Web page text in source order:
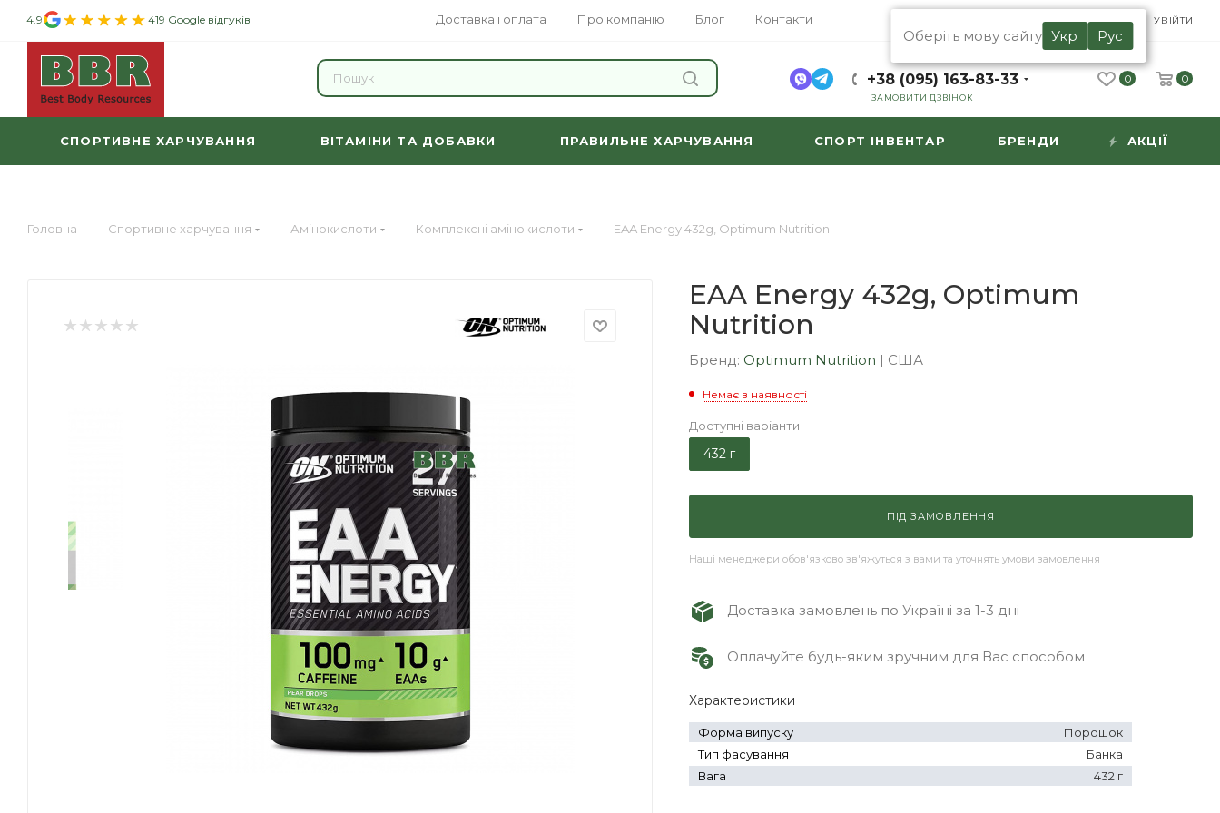
Доставка і оплата Про компанію Блог Контакти
4.9 419 Google відгуків RU
Оберіть мову сайту Укр Рус
УВІЙТИ
+38 (095) 163-83-33
ЗАМОВИТИ ДЗВІНОК
0 0
СПОРТИВНЕ ХАРЧУВАННЯ ВІТАМІНИ ТА ДОБАВКИ ПРАВИЛЬНЕ ХАРЧУВАННЯ СПОРТ ІНВЕНТАР БРЕНДИ АКЦІЇ
Головна — Спортивне харчування — Амінокислоти — Комплексні амінокислоти — EAA Energy 432g, Optimum Nutrition
EAA Energy 432g, Optimum
Nutrition
Бренд: Optimum Nutrition | США
Немає в наявності
Доступні варіанти
432 г
ПІД ЗАМОВЛЕННЯ
Наші менеджери обов'язково зв'яжуться з вами та уточнять умови замовлення
Доставка замовлень по Україні за 1-3 дні
Оплачуйте будь-яким зручним для Вас способом
Характеристики
Форма випуску
Порошок
Тип фасування
Банка
Вага
432 г